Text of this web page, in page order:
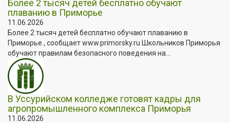
Более 2 тысяч детей бесплатно обучают
плаванию в Приморье
11.06.2026
Более 2 тысяч детей бесплатно обучают плаванию в
Приморье , сообщает www.primorsky.ru Школьников Приморья
обучают правилам безопасного поведения на...
В Уссурийском колледже готовят кадры для
агропромышленного комплекса Приморья
11.06.2026